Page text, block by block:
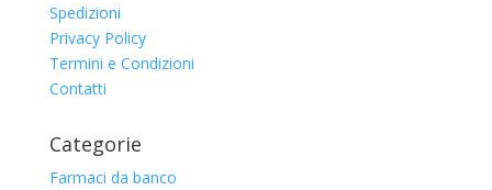
Spedizioni
Privacy Policy
Termini e Condizioni
Contatti
Categorie
Farmaci da banco